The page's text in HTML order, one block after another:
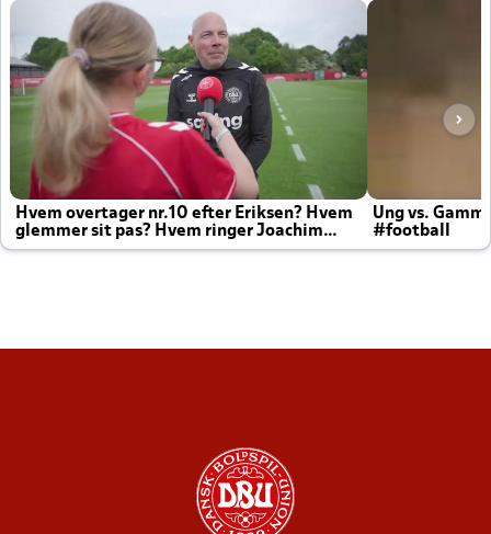
Hvem overtager nr.10 efter Eriksen? Hvem
glemmer sit pas? Hvem ringer Joachim
altid til efter kampe?
Ung vs.
#football